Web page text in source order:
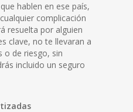
hablen en ese país,
complicación
resuelta por alguien
clave, no te llevaran a
o de riesgo, sin
incluido un seguro